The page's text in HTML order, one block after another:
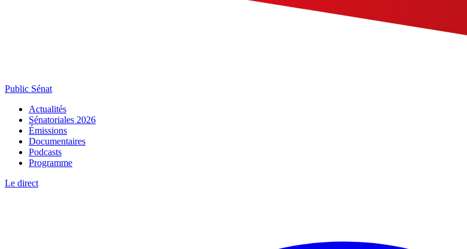
Public Sénat
Actualités
Sénatoriales 2026
Émissions
Documentaires
Podcasts
Programme
Le direct